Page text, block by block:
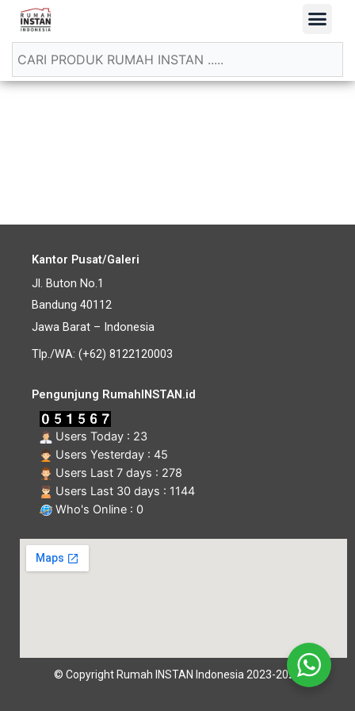
Kantor Pusat/Galeri
Jl. Buton No.1
Bandung 40112
Jawa Barat – Indonesia
Tlp./WA: (+62) 8122120003
Pengunjung RumahINSTAN.id
Users Today : 23
Users Yesterday : 45
Users Last 7 days : 278
Users Last 30 days : 1144
Who's Online : 0
© Copyright Rumah INSTAN Indonesia 2023-2026